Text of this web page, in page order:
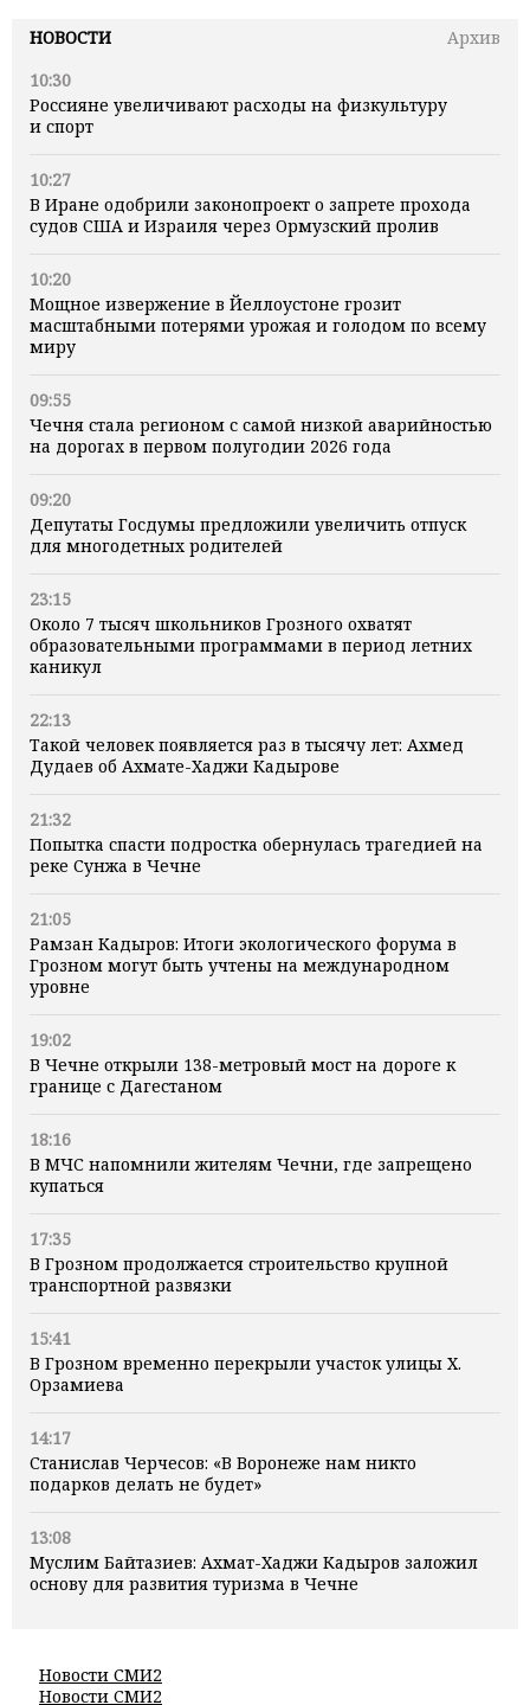
НОВОСТИ
Архив
10:30
Россияне увеличивают расходы на физкультуру
и спорт
10:27
В Иране одобрили законопроект о запрете прохода
судов США и Израиля через Ормузский пролив
10:20
Мощное извержение в Йеллоустоне грозит
масштабными потерями урожая и голодом по всему
миру
09:55
Чечня стала регионом с самой низкой аварийностью
на дорогах в первом полугодии 2026 года
09:20
Депутаты Госдумы предложили увеличить отпуск
для многодетных родителей
23:15
Около 7 тысяч школьников Грозного охватят
образовательными программами в период летних
каникул
22:13
Такой человек появляется раз в тысячу лет: Ахмед
Дудаев об Ахмате-Хаджи Кадырове
21:32
Попытка спасти подростка обернулась трагедией на
реке Сунжа в Чечне
21:05
Рамзан Кадыров: Итоги экологического форума в
Грозном могут быть учтены на международном
уровне
19:02
В Чечне открыли 138-метровый мост на дороге к
границе с Дагестаном
18:16
В МЧС напомнили жителям Чечни, где запрещено
купаться
17:35
В Грозном продолжается строительство крупной
транспортной развязки
15:41
В Грозном временно перекрыли участок улицы Х.
Орзамиева
14:17
Станислав Черчесов: «В Воронеже нам никто
подарков делать не будет»
13:08
Муслим Байтазиев: Ахмат-Хаджи Кадыров заложил
основу для развития туризма в Чечне
Новости СМИ2
Новости СМИ2